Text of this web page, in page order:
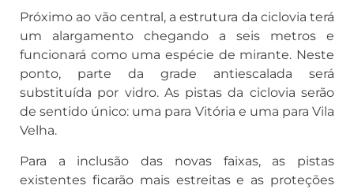
Próximo ao vão central, a estrutura da ciclovia terá
um alargamento chegando a seis metros e
funcionará como uma espécie de mirante. Neste
ponto, parte da grade antiescalada será
substituída por vidro. As pistas da ciclovia serão
de sentido único: uma para Vitória e uma para Vila
Velha.
Para a inclusão das novas faixas, as pistas
existentes ficarão mais estreitas e as proteções